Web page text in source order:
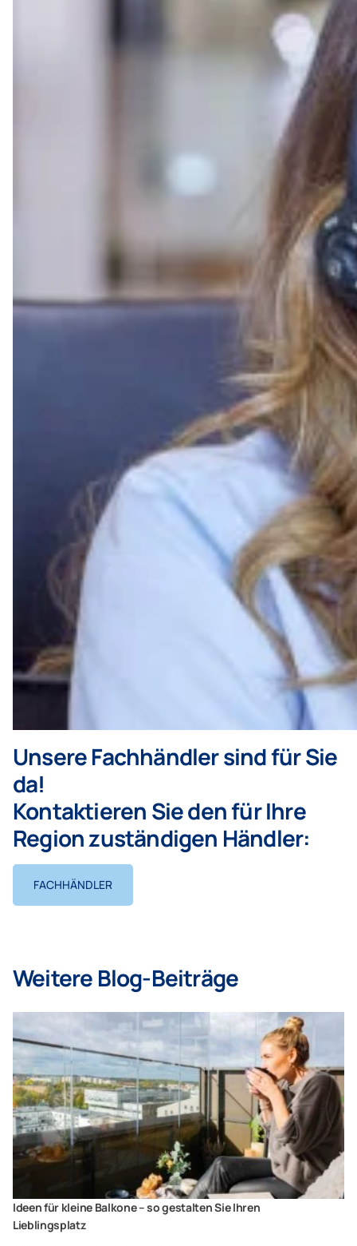
Unsere Fachhändler sind für Sie
da!
Kontaktieren Sie den für Ihre
Region zuständigen Händler:
FACHHÄNDLER
Weitere Blog-Beiträge
Ideen für kleine Balkone – so gestalten Sie Ihren
Lieblingsplatz